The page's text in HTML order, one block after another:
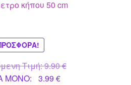
κήπου 50 cm
Τιμή:9.90€Original
3.99€Η